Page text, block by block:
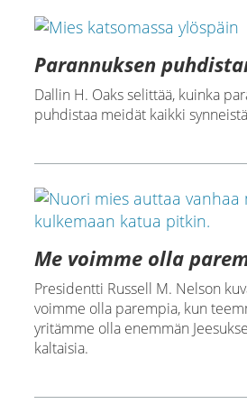
Parannuksen
Dallin H. Oaks selittää, kuinka
puhdistaa meidät kaikki
Me voimme olla
Presidentti Russell M. Nelson
voimme olla parempia, kun
yritämme olla enemmän
kaltaisia.